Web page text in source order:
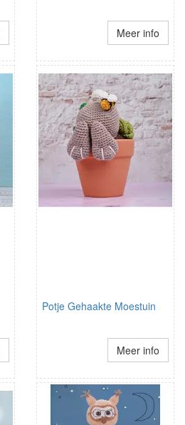
Meer info
Potje Gehaakte Moestuin
Meer info